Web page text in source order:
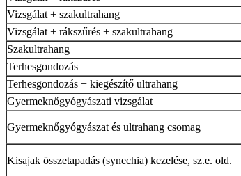
Vizsgálat + szakultrahang
Vizsgálat + rákszűrés + szakultrahang
Szakultrahang
Terhesgondozás
Terhesgondozás + kiegészítő ultrahang
Gyermeknőgyógyászati vizsgálat
Gyermeknőgyógyászat és ultrahang csomag
Kisajak összetapadás (synechia) kezelése, sz.e. old.